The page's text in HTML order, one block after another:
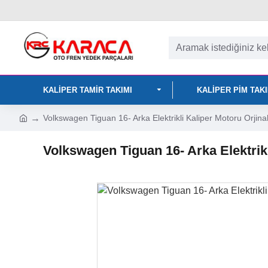
KALIPER TAMIR TAKIMI KALIPER PIM
Volkswagen Tiguan 16- Arka Elektrikli Kaliper Motoru
Volkswagen Tiguan 16- Arka